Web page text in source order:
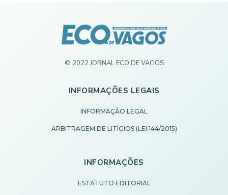
© 2022 JORNAL ECO DE VAGOS
INFORMAÇÕES LEGAIS
INFORMAÇÃO LEGAL
ARBITRAGEM DE LITÍGIOS (LEI 144/2015)
INFORMAÇÕES
ESTATUTO EDITORIAL